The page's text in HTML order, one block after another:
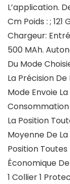
L’application.
Cm Poids : ;
Chargeur:
500 MAh.
Du Mode
La Précision De
Mode Envoie
La Position
Moyenne De
Position
Économique
1 Collier 1